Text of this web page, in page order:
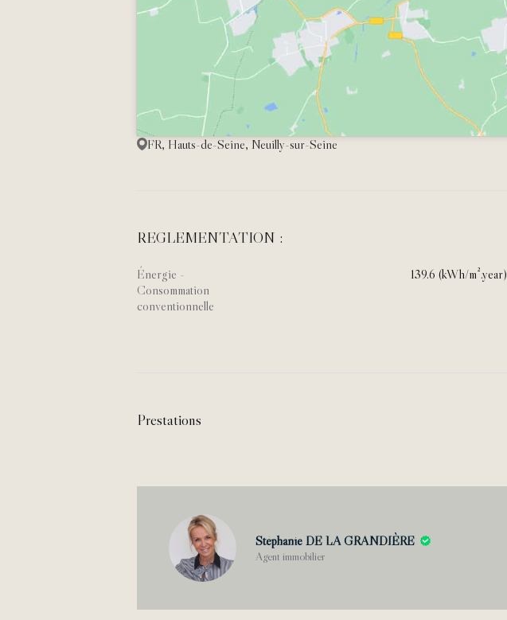
FR, Hauts-de-Seine, Neuilly-sur-Seine
REGLEMENTATION :
Énergie -
Consommation
conventionnelle
139.6 (kWh/m².year)
Prestations
Stéphanie DE LA GRANDIÈRE
Agent immobilier